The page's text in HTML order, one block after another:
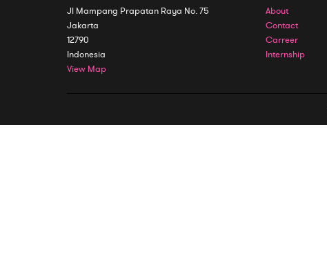
Jl Mampang Prapatan Raya No. 75
Jakarta
12790
Indonesia
View Map
About
Contact
Carreer
Internship